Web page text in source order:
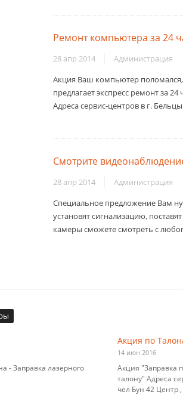
Ремонт компьютера за 24
28 апр 2014
Администрация
Акция Ваш компьютер
предлагает экспресс ремонт за
Адреса сервис-центров в г.
Смотрите
28 апр 2014
Администрация
Специальное предложение Вам
установят сигнализацию,
камеры сможете смотреть с
- Заправка лазерного
Акция по
14 июн 2016
Акция "Заправка
талону" Адреса
чел Бун 42 Центр